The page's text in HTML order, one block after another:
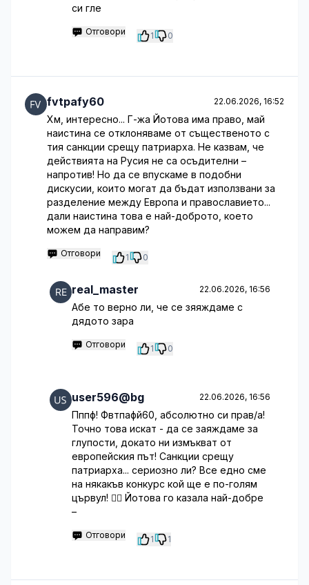
си гле
Отговори 1 0
fvtpafy60 22.06.2026, 16:52
Хм, интересно... Г-жа Йотова има право, май
наистина се отклоняваме от същественото с
тия санкции срещу патриарха. Не казвам, че
действията на Русия не са осъдителни –
напротив! Но да се впускаме в подобни
дискусии, които могат да бъдат използвани за
разделение между Европа и православието...
дали наистина това е най-доброто, което
можем да направим?
Отговори 1 0
real_master 22.06.2026, 16:56
Абе то верно ли, че се зяяждаме с
дядото зара
Отговори 1 0
user596@bg 22.06.2026, 16:56
Пппф! Фвтпафй60, абсолютно си прав/а!
Точно това искат - да се заяждаме за
глупости, докато ни измъкват от
европейския път! Санкции срещу
патриарха... сериозно ли? Все едно сме
на някакъв конкурс кой ще е по-голям
цървул! 🤦‍♀️ Йотова го казала най-добре
–
Отговори 1 1